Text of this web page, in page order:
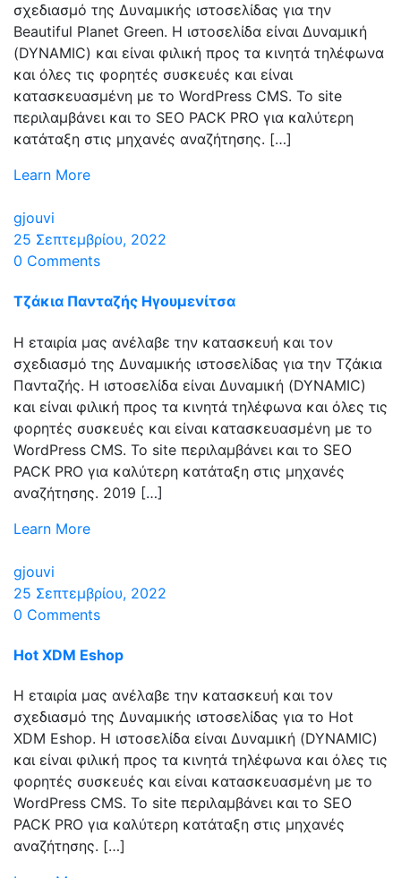
σχεδιασμό της Δυναμικής ιστοσελίδας για την
Beautiful Planet Green. Η ιστοσελίδα είναι Δυναμική
(DYNAMIC) και είναι φιλική προς τα κινητά τηλέφωνα
και όλες τις φορητές συσκευές και είναι
κατασκευασμένη με το WordPress CMS. Το site
περιλαμβάνει και το SEO PACK PRO για καλύτερη
κατάταξη στις μηχανές αναζήτησης. […]
Learn More
gjouvi
25 Σεπτεμβρίου, 2022
0 Comments
Τζάκια Πανταζής Ηγουμενίτσα
Η εταιρία μας ανέλαβε την κατασκευή και τον
σχεδιασμό της Δυναμικής ιστοσελίδας για την Τζάκια
Πανταζής. Η ιστοσελίδα είναι Δυναμική (DYNAMIC)
και είναι φιλική προς τα κινητά τηλέφωνα και όλες τις
φορητές συσκευές και είναι κατασκευασμένη με το
WordPress CMS. Το site περιλαμβάνει και το SEO
PACK PRO για καλύτερη κατάταξη στις μηχανές
αναζήτησης. 2019 […]
Learn More
gjouvi
25 Σεπτεμβρίου, 2022
0 Comments
Hot XDM Eshop
Η εταιρία μας ανέλαβε την κατασκευή και τον
σχεδιασμό της Δυναμικής ιστοσελίδας για το Hot
XDM Eshop. Η ιστοσελίδα είναι Δυναμική (DYNAMIC)
και είναι φιλική προς τα κινητά τηλέφωνα και όλες τις
φορητές συσκευές και είναι κατασκευασμένη με το
WordPress CMS. Το site περιλαμβάνει και το SEO
PACK PRO για καλύτερη κατάταξη στις μηχανές
αναζήτησης. […]